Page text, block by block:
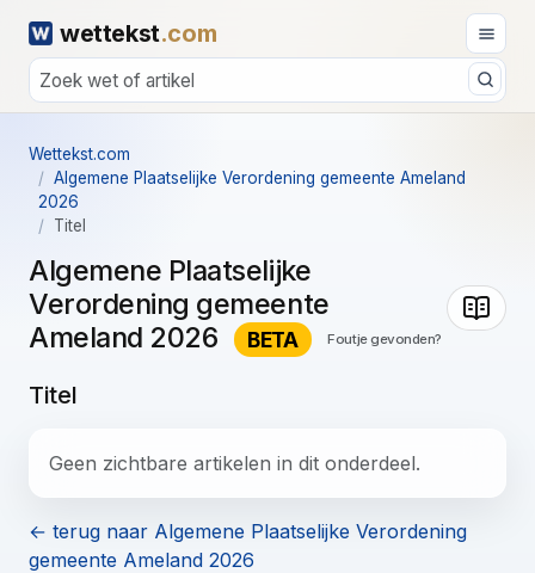
wettekst.com
Wettekst.com
Algemene Plaatselijke Verordening gemeente Ameland
2026
Titel
Algemene Plaatselijke
Verordening gemeente
Ameland 2026
BETA Foutje gevonden?
Titel
Geen zichtbare artikelen in dit onderdeel.
← terug naar Algemene Plaatselijke Verordening
gemeente Ameland 2026